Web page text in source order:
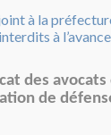
des
de